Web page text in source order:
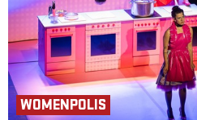
WOMENPOLIS